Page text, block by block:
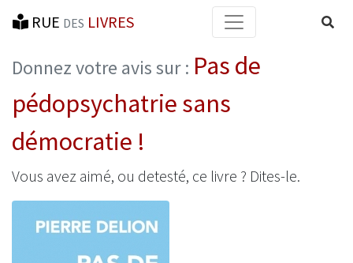
RUE DES LIVRES
Donnez votre avis sur : Pas de
pédopsychatrie sans
démocratie !
Vous avez aimé, ou detesté, ce livre ? Dites-le.